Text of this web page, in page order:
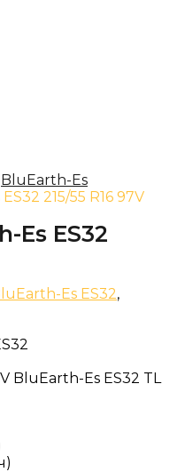
BluEarth-Es
215/55 R16 97V
Es ES32
Es ES32,
BluEarth-Es ES32 TL